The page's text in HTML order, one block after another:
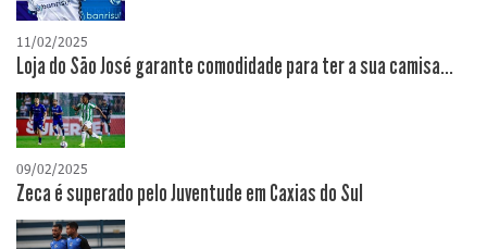
11/02/2025
Loja do São José garante comodidade para ter a sua camisa...
09/02/2025
Zeca é superado pelo Juventude em Caxias do Sul